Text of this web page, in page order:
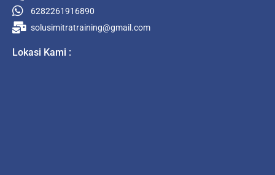
6282261916890
solusimitratraining@gmail.com
Lokasi Kami :